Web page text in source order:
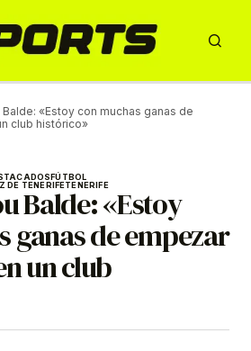
«Estoy con muchas ganas de
club histórico»
FÚTBOL
DE TENERIFETENERIFE
Balde: «Estoy
ganas de empezar
un club